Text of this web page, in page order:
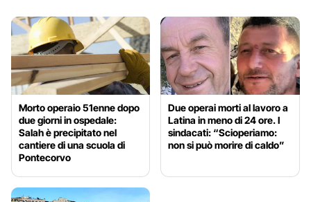
Morto operaio 51enne dopo
due giorni in ospedale:
Salah è precipitato nel
cantiere di una scuola di
Pontecorvo
Due operai morti al lavoro a
Latina in meno di 24 ore. I
sindacati: “Scioperiamo:
non si può morire di caldo”